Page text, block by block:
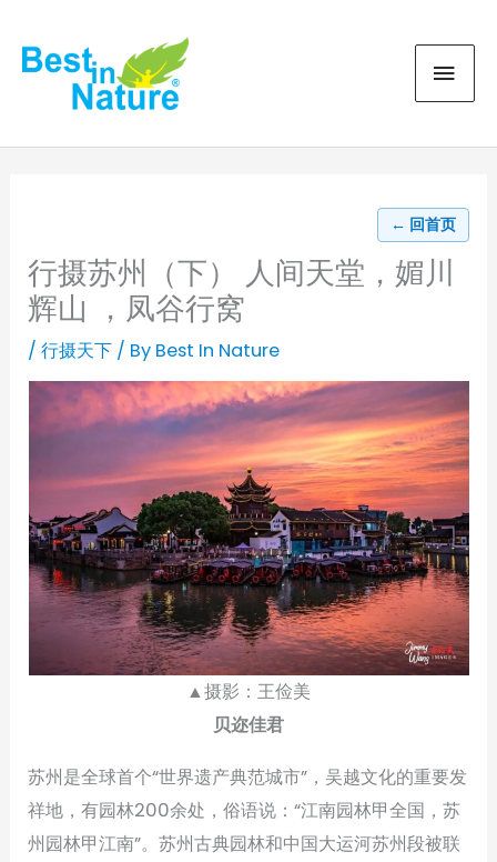
content
← 回首页
行摄苏州（下） 人间天堂，媚川
辉山 ，凤谷行窝
/行摄天下 / By Best In Nature
▲摄影：王俭美
贝迩佳君
苏州是全球首个“世界遗产典范城市”，吴越文化的重要发
祥地，有园林200余处，俗语说：“江南园林甲全国，苏
州园林甲江南”。苏州古典园林和中国大运河苏州段被联